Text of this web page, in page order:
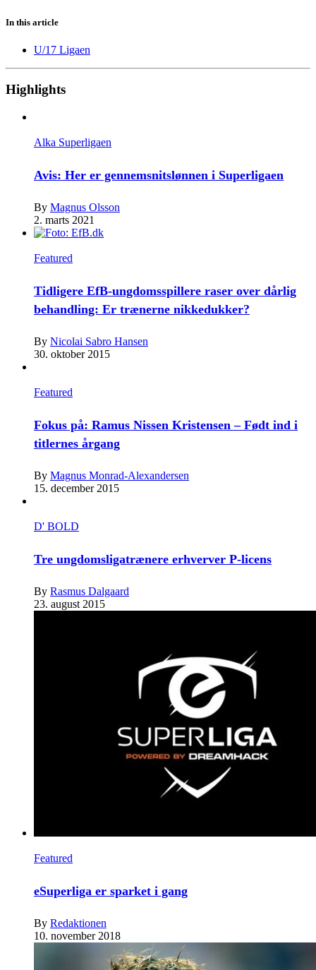
In this article
U/17 Ligaen
Highlights
Alka Superligaen
Avis: Her er gennemsnitslønnen i Superligaen
By Magnus Olsson
2. marts 2021
Featured
Tidligere EfB-ungdomsspillere raser over dårlig
behandling: Er trænerne nikkedukker?
By Nicolai Sabro Hansen
30. oktober 2015
Featured
Fokus på: Ramus Nissen Kristensen – Født ind i
titlernes årgang
By Magnus Monrad-Alexandersen
15. december 2015
D' BOLD
Tre ungdomsligatrænere erhverver P-licens
By Rasmus Dalgaard
23. august 2015
Featured
eSuperliga er sparket i gang
By Redaktionen
10. november 2018